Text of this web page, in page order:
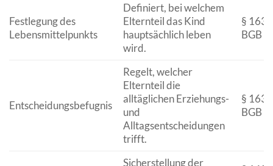
Festlegung des
Lebensmittelpunkts
Definiert, bei welchem
Elternteil das Kind
hauptsächlich leben
wird.
§
BGB
Entscheidungsbefugnis
Regelt, welcher
Elternteil die
alltäglichen Erziehungs-
und
Alltagsentscheidungen
trifft.
§
BGB
Sicherstellung der